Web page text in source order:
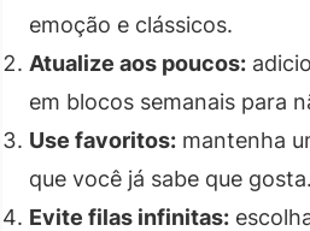
emoção e clássicos.
Atualize aos poucos:
em blocos semanais para
Use favoritos: mantenha
que você já sabe que gosta.
Evite filas infinitas: